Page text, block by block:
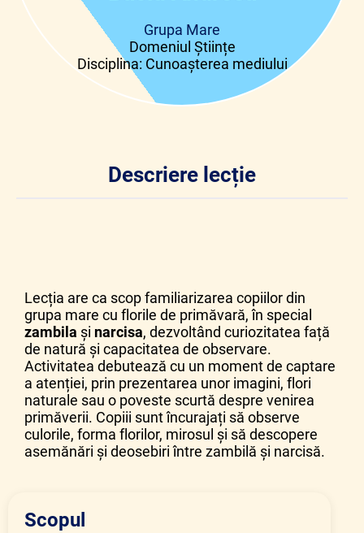
Grupa Mare
Domeniul Științe
Disciplina: Cunoașterea mediului
Descriere lecție
Lecția are ca scop familiarizarea copiilor din
grupa mare cu florile de primăvară, în special
zambila și narcisa, dezvoltând curiozitatea față
de natură și capacitatea de observare.
Activitatea debutează cu un moment de captare
a atenției, prin prezentarea unor imagini, flori
naturale sau o poveste scurtă despre venirea
primăverii. Copiii sunt încurajați să observe
culorile, forma florilor, mirosul și să descopere
asemănări și deosebiri între zambilă și narcisă.
Scopul